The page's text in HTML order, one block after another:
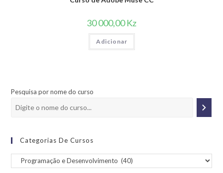
30 000,00Kz
Adicionar
Pesquisa por nome do curso
Categorias De Cursos